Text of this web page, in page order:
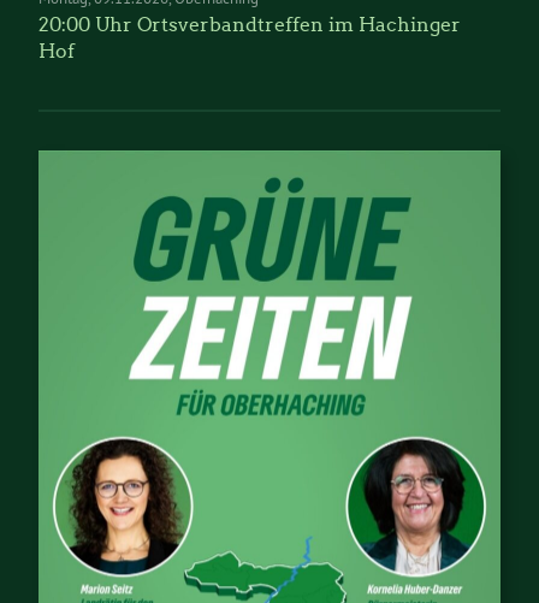
20:00 Uhr Ortsverbandtreffen im Hachinger
Hof